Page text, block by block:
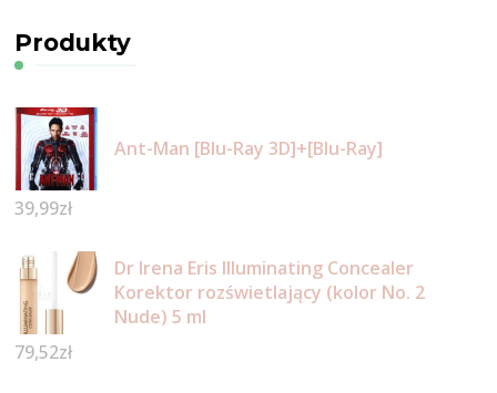
Produkty
Ant-Man [Blu-Ray 3D]+[Blu-Ray]
39,99zł
Dr Irena Eris Illuminating Concealer
Korektor rozświetlający (kolor No. 2
Nude) 5 ml
79,52zł